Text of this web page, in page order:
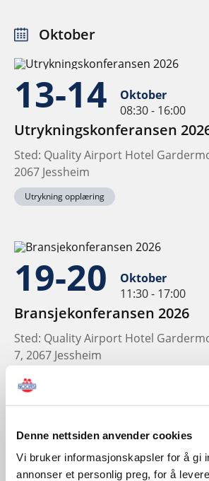
Denne nettsiden anvender cookies
Vi bruker informasjonskapsler for å gi
annonser et personlig preg, for å
Oktober
13-14
Oktober
08:30 - 16:00
Utrykningskonferansen
Sted: Quality Airport Hotel
2067 Jessheim
Utrykning opplæring
19-20
Oktober
11:30 - 17:00
Bransjekonferansen 2026
Sted: Quality Airport Hotel
7, 2067 Jessheim
Sertifisert opplæring/kontroll
November